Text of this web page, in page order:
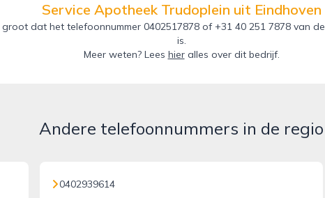
Service Apotheek Trudoplein uit Eindhoven
dat het telefoonnummer 0402517878 of +31 40 251 7878 van
is.
Meer weten? Lees hieralles over dit bedrijf.
Andere telefoonnummers in de regio
0402939614